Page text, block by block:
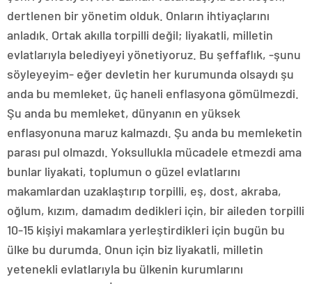
dertlenen bir yönetim olduk. Onların ihtiyaçlarını
anladık. Ortak akılla torpilli değil; liyakatli, milletin
evlatlarıyla belediyeyi yönetiyoruz. Bu şeffaflık, -şunu
söyleyeyim- eğer devletin her kurumunda olsaydı şu
anda bu memleket, üç haneli enflasyona gömülmezdi.
Şu anda bu memleket, dünyanın en yüksek
enflasyonuna maruz kalmazdı. Şu anda bu memleketin
parası pul olmazdı. Yoksullukla mücadele etmezdi ama
bunlar liyakati, toplumun o güzel evlatlarını
makamlardan uzaklaştırıp torpilli, eş, dost, akraba,
oğlum, kızım, damadım dedikleri için, bir aileden torpilli
10-15 kişiyi makamlara yerleştirdikleri için bugün bu
ülke bu durumda. Onun için biz liyakatli, milletin
yetenekli evlatlarıyla bu ülkenin kurumlarını